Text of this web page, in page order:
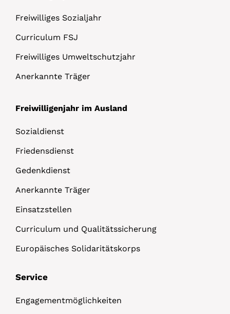
Freiwilliges Sozialjahr
Curriculum FSJ
Freiwilliges Umweltschutzjahr
Anerkannte Träger
Freiwilligenjahr im Ausland
Sozialdienst
Friedensdienst
Gedenkdienst
Anerkannte Träger
Einsatzstellen
Curriculum und Qualitätssicherung
Europäisches Solidaritätskorps
Service
Engagementmöglichkeiten